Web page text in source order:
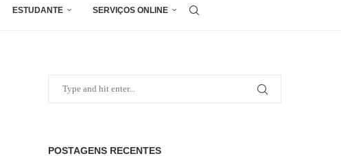
ESTUDANTE SERVIÇOS ONLINE
POSTAGENS RECENTES